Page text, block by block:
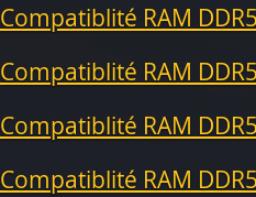
Compatiblité RAM
Compatiblité RAM
Compatiblité RAM
Compatiblité RAM